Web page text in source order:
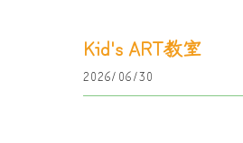
Kid's ART教室
2026/06/30